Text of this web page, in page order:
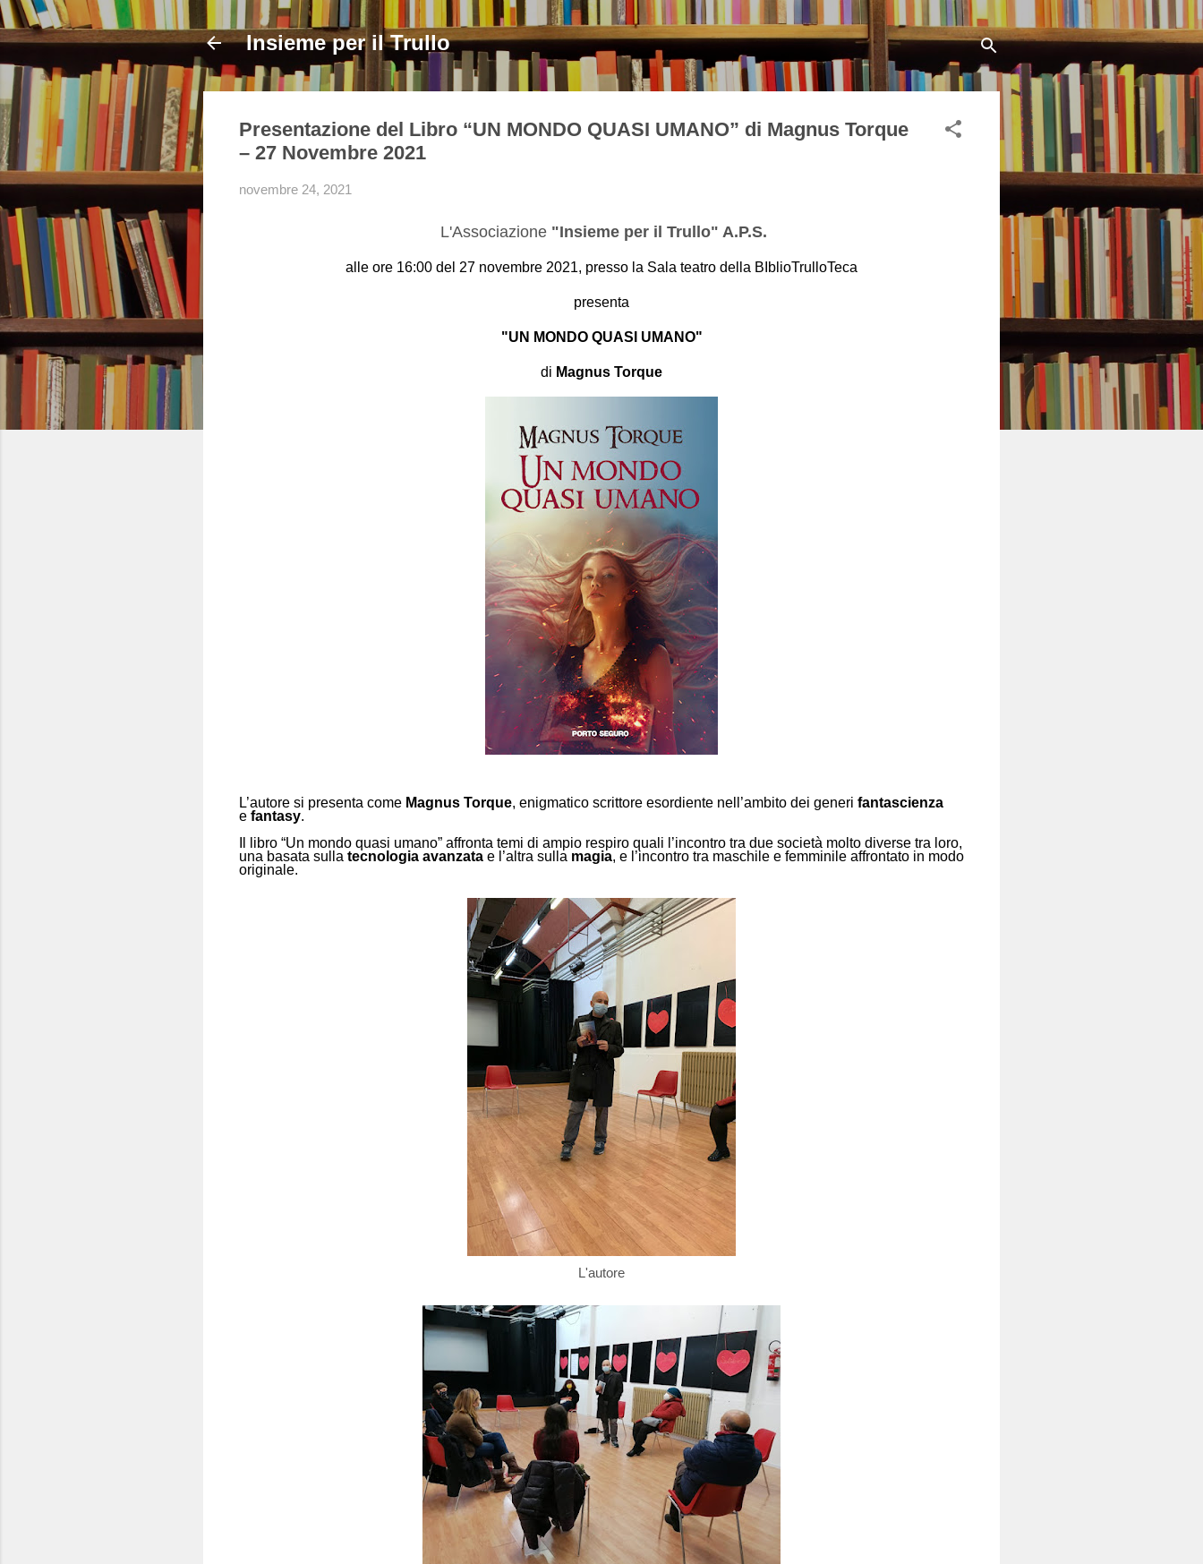
Passa ai contenuti principali
Insieme per il Trullo
Presentazione del Libro “UN MONDO QUASI UMANO” di Magnus Torque
– 27 Novembre 2021
novembre 24, 2021
L'Associazione "Insieme per il Trullo" A.P.S.
alle ore 16:00 del 27 novembre 2021, presso la Sala teatro della BIblioTrulloTeca
presenta
"UN MONDO QUASI UMANO"
di Magnus Torque
L’autore si presenta come Magnus Torque, enigmatico scrittore esordiente nell’ambito dei generi fantascienza
e fantasy.
Il libro “Un mondo quasi umano” affronta temi di ampio respiro quali l’incontro tra due società molto diverse tra loro,
una basata sulla tecnologia avanzata e l’altra sulla magia, e l’incontro tra maschile e femminile affrontato in modo
originale.
L'autore